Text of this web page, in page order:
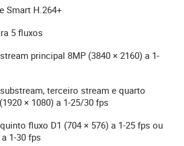
Smart H.264+
5 fluxos
principal 8MP (3840 × 2160) a 1-
terceiro stream e quarto
× 1080) a 1-25/30 fps
fluxo D1 (704 × 576) a 1-25 fps ou
1-30 fps